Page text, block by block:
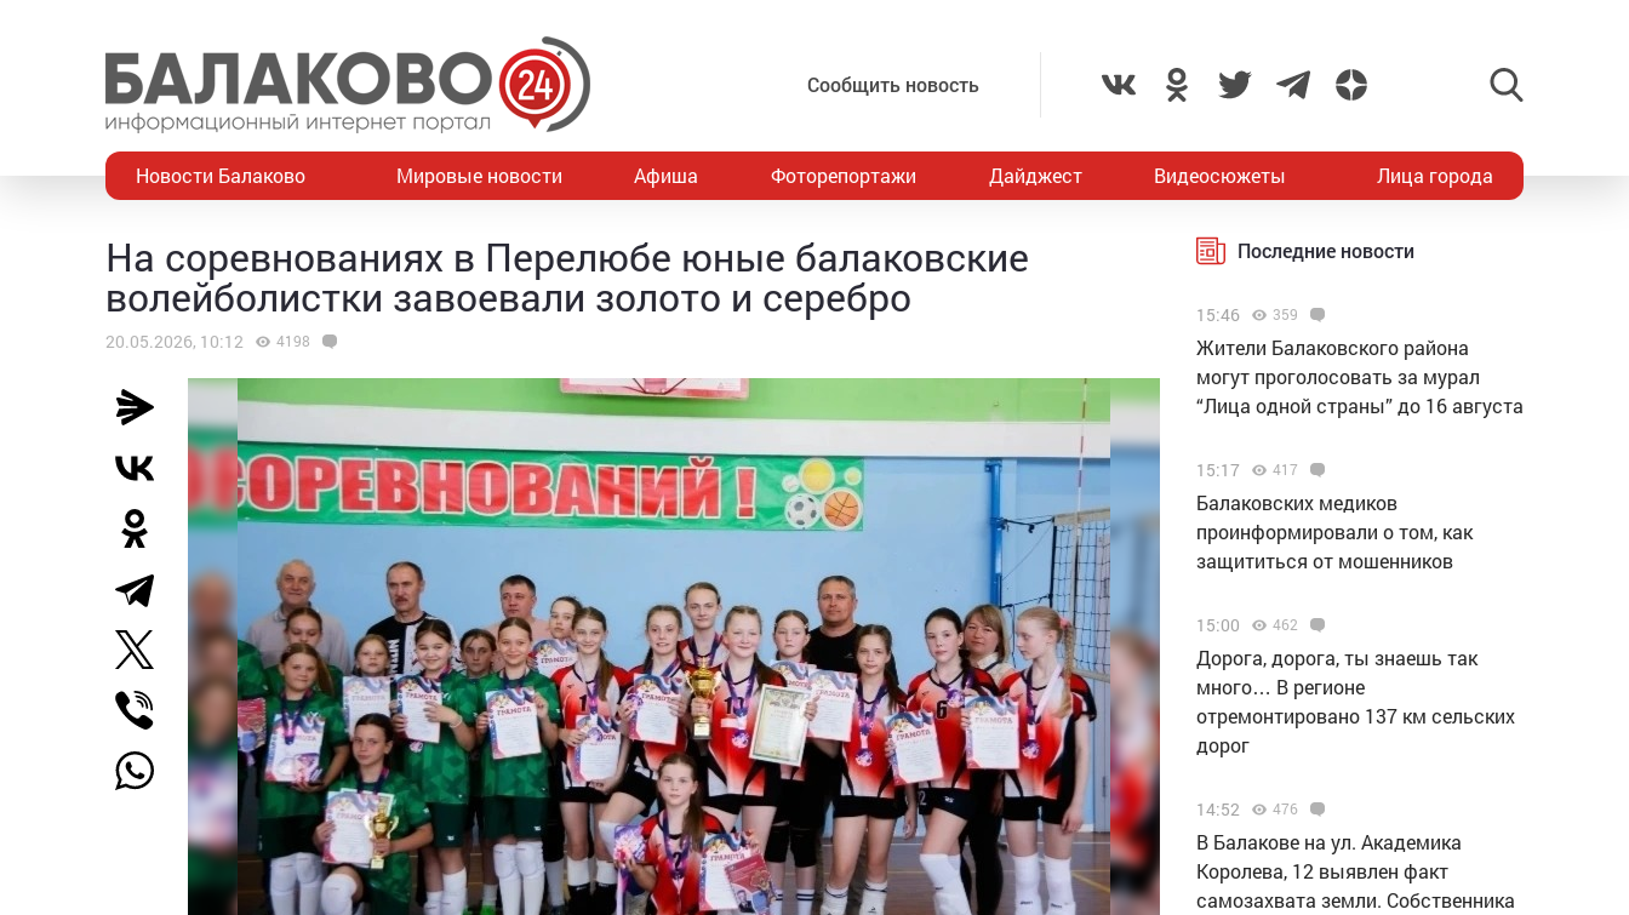
Сообщить новость
Новости Балаково Мировые новости Афиша Фоторепортажи Дайджест Видеосюжеты Лица города
На соревнованиях в Перелюбе юные балаковские
волейболистки завоевали золото и серебро
20.05.2026, 10:12 4198
Последние новости
15:46 359
Жители Балаковского района
могут проголосовать за мурал
“Лица одной страны” до 16 августа
15:17 417
Балаковских медиков
проинформировали о том, как
защититься от мошенников
15:00 462
Дорога, дорога, ты знаешь так
много… В регионе
отремонтировано 137 км сельских
дорог
14:52 476
В Балакове на ул. Академика
Королева, 12 выявлен факт
самозахвата земли. Собственника